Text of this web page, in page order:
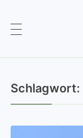
Schlagwort: